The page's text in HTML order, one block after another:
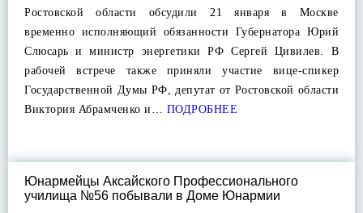
Ростовской области обсудили 21 января в Москве
временно исполняющий обязанности Губернатора Юрий
Слюсарь и министр энергетики РФ Сергей Цивилев. В
рабочей встрече также приняли участие вице-спикер
Государственной Думы РФ, депутат от Ростовской области
Виктория Абрамченко и… ПОДРОБНЕЕ
Юнармейцы Аксайского Профессионального
училища №56 побывали в Доме Юнармии